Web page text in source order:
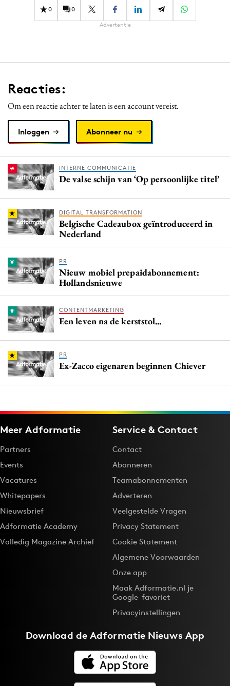
0 0
Advertentie
Reacties:
Om een reactie achter te laten is een account vereist.
Inloggen Abonneer nu
INTERNE COMMUNICATIE
De valse schijn van ‘Op persoonlijke titel’
DIGITAL TRANSFORMATION
Belgische Cadeaubox geïntroduceerd in
Nederland
PR
Nieuw mobiel prepaidabonnement:
Hollandsnieuwe
CONTENTMARKETING
Een leven na de kerststol...
PR
Ex-Zacco eigenaren beginnen Chiever
Meer Adformatie
Partners
Events
Vacatures
Whitepapers
Nieuwsbrief
Adformatie Academy
Volledig Magazine Archief
Service & Contact
Contact
Abonneren
Teamabonnementen
Adverteren
Veelgestelde Vragen
Privacy Statement
Cookie Statement
Algemene Voorwaarden
Onze app
Maak Adformatie.nl je
Google-favoriet
Privacyinstellingen
Download deAdformatie Nieuws App